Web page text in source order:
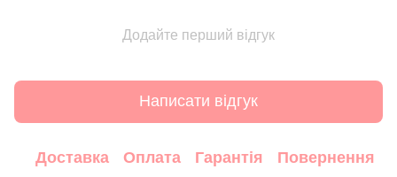
Додайте перший відгук
Написати відгук
Доставка Оплата Гарантія Повернення